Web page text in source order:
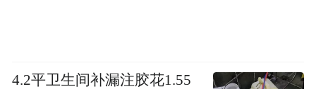
4.2平卫生间补漏注胶花1.55